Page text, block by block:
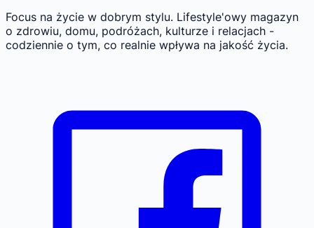
Focus na życie w dobrym stylu. Lifestyle'owy magazyn
o zdrowiu, domu, podróżach, kulturze i relacjach -
codziennie o tym, co realnie wpływa na jakość życia.